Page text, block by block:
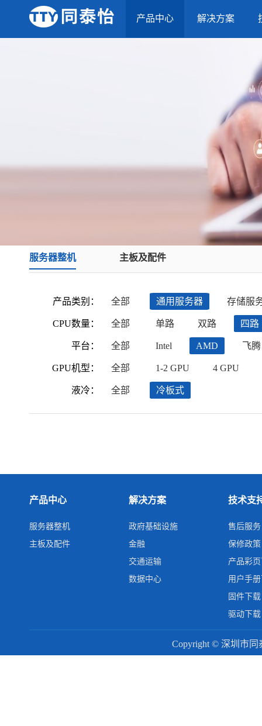
产品中心 解决方案
服务器整机 主板及配件
产品类别：
CPU数量：
平台：
GPU机型：
液冷：
全部 通用服务器 存储服
全部 单路 双路 四路
全部 Intel AMD 飞腾
全部 1-2 GPU 4 GPU
全部 冷板式
产品中心
服务器整机
主板及配件
解决方案
政府基础设施
金融
交通运输
数据中心
技术支
售后服务
保修政策
产品彩
用户手
固件下载
驱动下载
Copyright © 深圳市同